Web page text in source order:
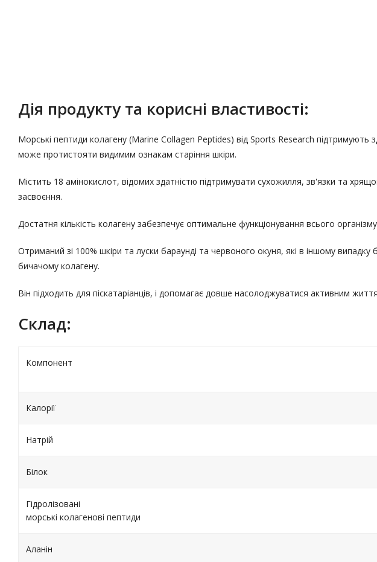
Дія продукту та корисні властивості:
Морські пептиди колагену (Marine Collagen Peptides) від Sports Research підтримують
може протистояти видимим ознакам старіння шкіри.
Містить 18 амінокислот, відомих здатністю підтримувати сухожилля, зв'язки та
засвоєння.
Достатня кількість колагену забезпечує оптимальне функціонування всього
Отриманий зі 100% шкіри та луски бараунді та червоного окуня, які в іншому
бичачому колагену.
Він підходить для піскатаріанців, і допомагає довше насолоджуватися активним
Склад:
Компонент
Калорії
Натрій
Білок
Гідролізовані
морські колагенові пептиди
Аланін